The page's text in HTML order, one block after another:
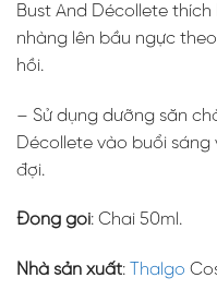
Bust And Décollete
nhàng lên bầu ngực
hồi.
– Sử dụng dưỡng săn
Décollete vào buổi
đợi.
Đóng gói: Chai 50ml.
Nhà sản xuất: Thalgo